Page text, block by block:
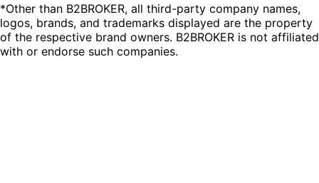
*Other than B2BROKER, all third-party company names,
logos, brands, and trademarks displayed are the property
of the respective brand owners. B2BROKER is not affiliated
with or endorse such companies.